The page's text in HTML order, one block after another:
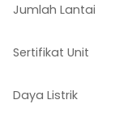
Jumlah Lantai
Sertifikat Unit
Daya Listrik